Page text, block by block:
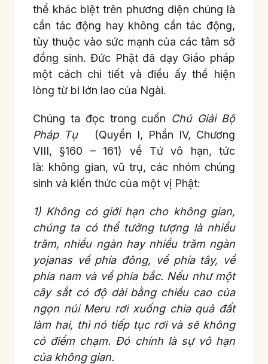
thể khác biệt trên phương diện chúng là
cần tác động hay không cần tác động,
tùy thuộc vào sức mạnh của các tâm sở
đồng sinh. Đức Phật đã dạy Giáo pháp
một cách chi tiết và điều ấy thể hiện
lòng từ bi lớn lao của Ngài.
Chúng ta đọc trong cuốn Chú Giải Bộ
Pháp Tụ
(Quyển I, Phần IV, Chương
VIII, §160 – 161) về Tứ vô hạn, tức
là: không gian, vũ trụ, các nhóm chúng
sinh và kiến thức của một vị Phật:
1) Không có giới hạn cho không gian,
chúng ta có thể tưởng tượng là nhiều
trăm, nhiều ngàn hay nhiều trăm ngàn
yojanas về phía đông, về phía tây, về
phía nam và về phía bắc. Nếu như một
cây sắt có độ dài bằng chiều cao của
ngọn núi Meru rơi xuống chia quả đất
làm hai, thì nó tiếp tục rơi và sẽ không
có điểm chạm. Đó chính là sự vô hạn
của không gian.